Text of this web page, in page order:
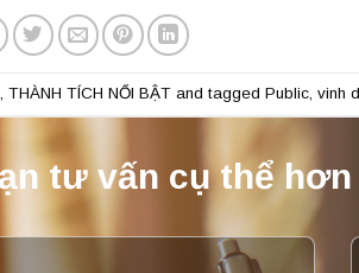
, THÀNH TÍCH NỔI BẬTand tagged Public, vinh
tư vấn cụ thể hơn